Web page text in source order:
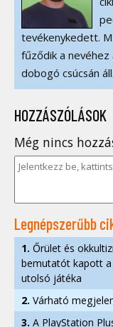
tevékenykedett.
fűződik a nevéhez
dobogó csúcsán áll.
HOZZÁSZÓLÁSOK
Még nincs
Legnépszerűbb
1. Őrület és
bemutatót kapott a
utolsó játéka
2. Várható
3. A PlayStation